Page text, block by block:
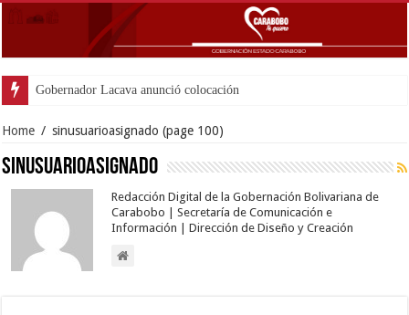
Gobernador Lacava anunció colocación de más de mil
Home / sinusuarioasignado (page 100)
sinusuarioasignado
Redacción Digital de la Gobernación Bolivariana de
Carabobo | Secretaría de Comunicación e
Información | Dirección de Diseño y Creación